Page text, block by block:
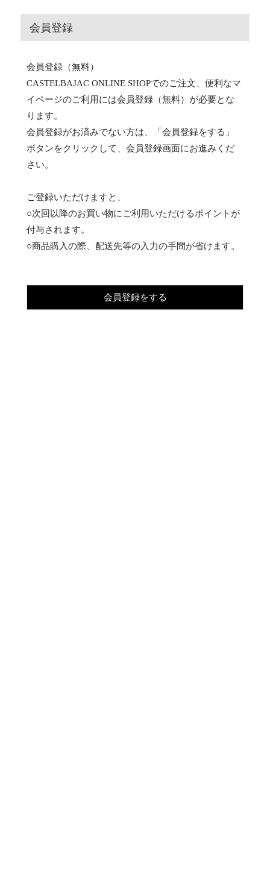
会員登録
会員登録（無料）
CASTELBAJAC ONLINE SHOPでのご注文、便利なマ
イページのご利用には会員登録（無料）が必要とな
ります。
会員登録がお済みでない方は、「会員登録をする」
ボタンをクリックして、会員登録画面にお進みくだ
さい。
ご登録いただけますと、
○次回以降のお買い物にご利用いただけるポイントが
付与されます。
○商品購入の際、配送先等の入力の手間が省けます。
会員登録をする